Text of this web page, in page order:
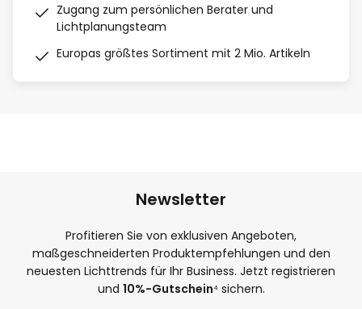
Zugang zum persönlichen Berater und
Lichtplanungsteam
Europas größtes Sortiment mit 2 Mio. Artikeln
Newsletter
Profitieren Sie von exklusiven Angeboten,
maßgeschneiderten Produktempfehlungen und den
neuesten Lichttrends für Ihr Business. Jetzt registrieren
und 10%-Gutschein⁴ sichern.